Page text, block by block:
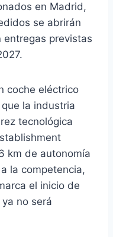
en Madrid,
se abrirán
previstas
coche eléctrico
la industria
tecnológica
km de autonomía
la competencia,
el inicio de
no será